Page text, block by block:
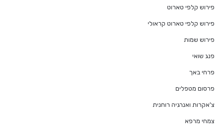
פירוש קלפי טארוט
פירוש קלפי טארוט קראולי
פירוש שמות
פנג שואי
פרחי באך
פרסום מטפלים
צ'אקרות ואנרגיה רוחנית
צמחי מרפא